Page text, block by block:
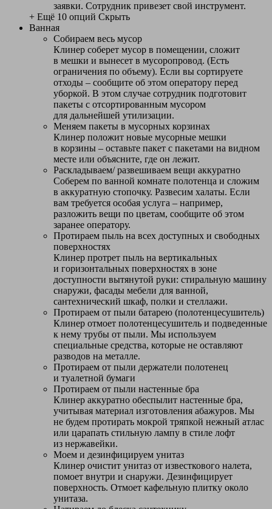
заявки. Сотрудник привезет свой инструмент.
+ Ещё 10 опций Скрыть
Ванная
Собираем весь мусор
Клинер соберет мусор в помещении, сложит
в мешки и вынесет в мусоропровод. (Есть
ограничения по объему). Если вы сортируете
отходы – сообщите об этом оператору перед
уборкой. В этом случае сотрудник подготовит
пакеты с отсортированным мусором
для дальнейшей утилизации.
Меняем пакеты в мусорных корзинах
Клинер положит новые мусорные мешки
в корзины – оставьте пакет с пакетами на видном
месте или объясните, где он лежит.
Раскладываем/ развешиваем вещи аккуратно
Соберем по ванной комнате полотенца и сложим
в аккуратную стопочку. Развесим халаты. Если
вам требуется особая услуга – например,
разложить вещи по цветам, сообщите об этом
заранее оператору.
Протираем пыль на всех доступных и свободных
поверхностях
Клинер протрет пыль на вертикальных
и горизонтальных поверхностях в зоне
доступности вытянутой руки: стиральную машину
снаружи, фасады мебели для ванной,
сантехнический шкаф, полки и стеллажи.
Протираем от пыли батарею (полотенцесушитель)
Клинер отмоет полотенцесушитель и подведенные
к нему трубы от пыли. Мы используем
специальные средства, которые не оставляют
разводов на металле.
Протираем от пыли держатели полотенец
и туалетной бумаги
Протираем от пыли настенные бра
Клинер аккуратно обеспылит настенные бра,
учитывая материал изготовления абажуров. Мы
не будем протирать мокрой тряпкой нежный атлас
или царапать стильную лампу в стиле лофт
из нержавейки.
Моем и дезинфицируем унитаз
Клинер очистит унитаз от известкового налета,
помоет внутри и снаружи. Дезинфицирует
поверхность. Отмоет кафельную плитку около
унитаза.